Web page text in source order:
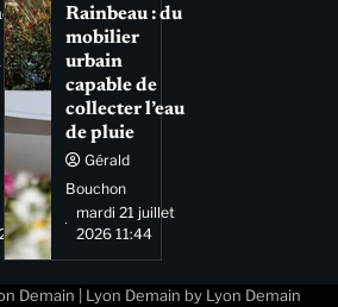
Rainbeau : du
mobilier
urbain
capable de
collecter l’eau
de pluie
Gérald
Bouchon
mardi 21 juillet
2026 11:44
Demain | Lyon Demain by Lyon Demain